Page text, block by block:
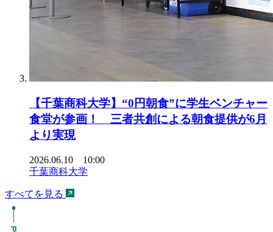
【千葉商科大学】“0円朝食”に学生ベンチャー
食堂が参画！ 三者共創による朝食提供が6月
より実現
2026.06.10 10:00
千葉商科大学
すべてを見る